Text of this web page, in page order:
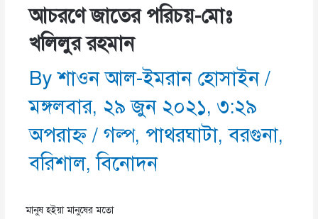
আচরণে জাতের পরিচয়-মোঃ
খলিলুর রহমান
Byশাওন আল-ইমরান হোসাইন/
মঙ্গলবার, ২৯ জুন ২০২১, ৩:২৯
অপরাহ্ণ/গল্প, পাথরঘাটা,বরগুনা,
বরিশাল,বিনোদন
মানুষ হইয়া মানুষের মতো